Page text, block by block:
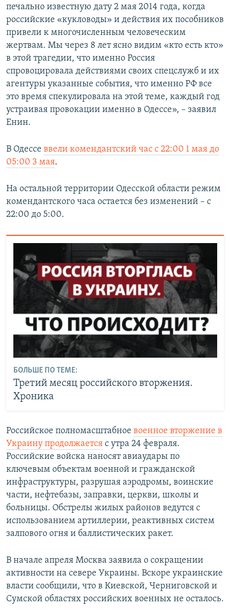
печально известную дату 2 мая 2014 года, когда
российские «кукловоды» и действия их пособников
привели к многочисленным человеческим
жертвам. Мы через 8 лет ясно видим «кто есть кто»
в этой трагедии, что именно Россия
спровоцировала действиями своих спецслужб и их
агентуры указанные события, что именно РФ все
это время спекулировала на этой теме, каждый год
устраивая провокации именно в Одессе», – заявил
Енин.
В Одессе ввели комендантский час с 22:00 1 мая до
05:00 3 мая.
На остальной территории Одесской области режим
комендантского часа остается без изменений – с
22:00 до 5:00.
БОЛЬШЕ ПО ТЕМЕ:
Третий месяц российского вторжения.
Хроника
Российское полномасштабное военное вторжение в
Украину продолжается с утра 24 февраля.
Российские войска наносят авиаудары по
ключевым объектам военной и гражданской
инфраструктуры, разрушая аэродромы, воинские
части, нефтебазы, заправки, церкви, школы и
больницы. Обстрелы жилых районов ведутся с
использованием артиллерии, реактивных систем
залпового огня и баллистических ракет.
В начале апреля Москва заявила о сокращении
активности на севере Украины. Вскоре украинские
власти сообщили, что в Киевской, Черниговской и
Сумской областях российских военных не осталось.